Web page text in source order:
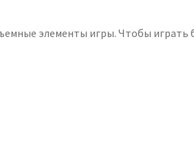
элементы игры. Чтобы играть